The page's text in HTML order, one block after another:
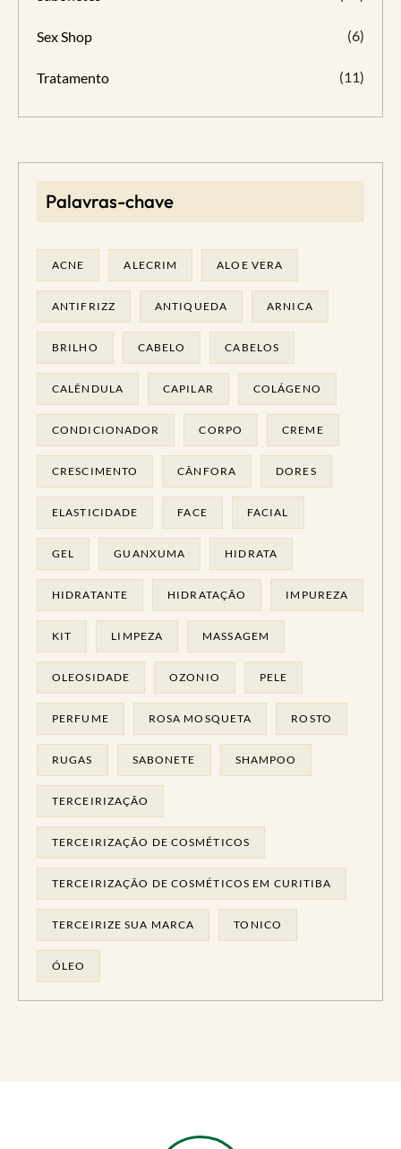
Sex Shop (6)
Tratamento (11)
Palavras-chave
ACNE ALECRIM ALOE VERA
ANTIFRIZZ ANTIQUEDA ARNICA
BRILHO CABELO CABELOS
CALÊNDULA CAPILAR COLÁGENO
CONDICIONADOR CORPO CREME
CRESCIMENTO CÂNFORA DORES
ELASTICIDADE FACE FACIAL
GEL GUANXUMA HIDRATA
HIDRATANTE HIDRATAÇÃO IMPUREZA
KIT LIMPEZA MASSAGEM
OLEOSIDADE OZONIO PELE
PERFUME ROSA MOSQUETA ROSTO
RUGAS SABONETE SHAMPOO
TERCEIRIZAÇÃO
TERCEIRIZAÇÃO DE COSMÉTICOS
TERCEIRIZAÇÃO DE COSMÉTICOS EM CURITIBA
TERCEIRIZE SUA MARCA TONICO
ÓLEO